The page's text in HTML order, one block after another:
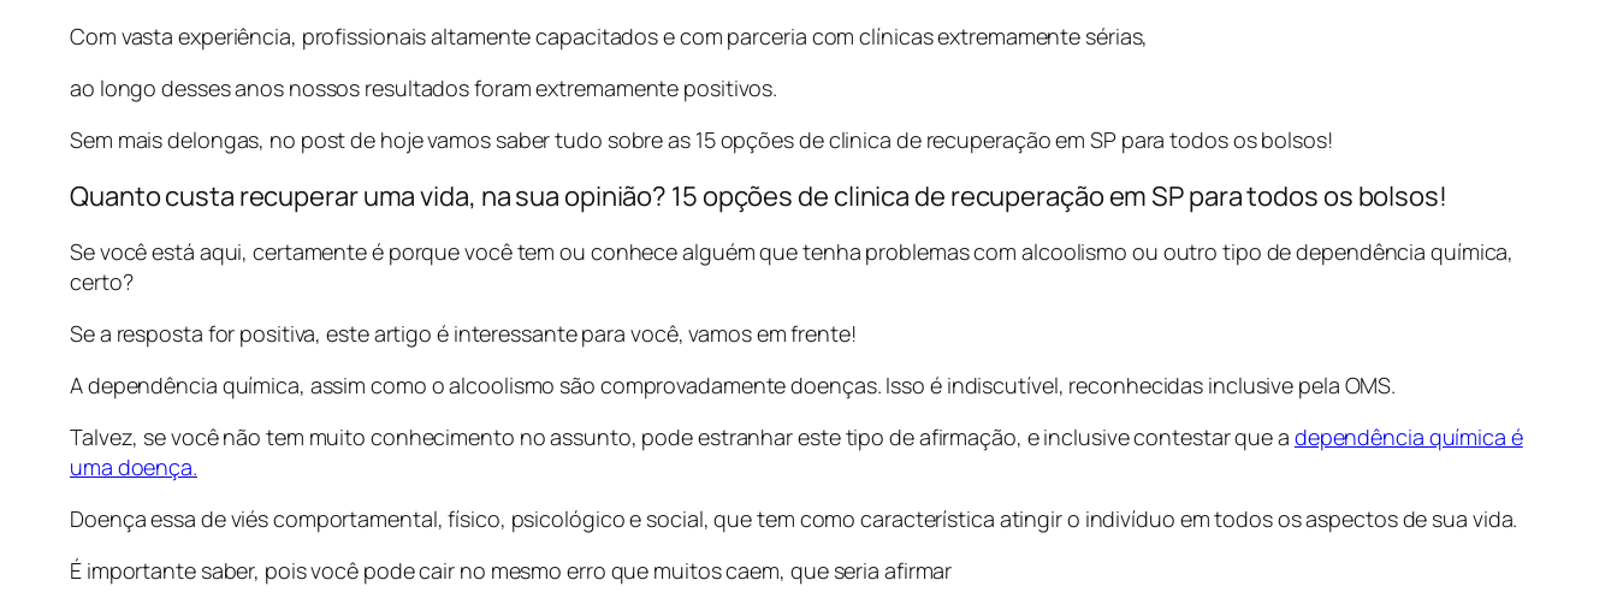
Com vasta experiência, profissionais altamente capacitados e com parceria com clínicas extremamente sérias,
ao longo desses anos nossos resultados foram extremamente positivos.
Sem mais delongas, no post de hoje vamos saber tudo sobre as 15 opções de clinica de recuperação em SP para todos os bolsos!
Quanto custa recuperar uma vida, na sua opinião? 15 opções de clinica de recuperação em SP para todos os bolsos!
Se você está aqui, certamente é porque você tem ou conhece alguém que tenha problemas com alcoolismo ou outro tipo de dependência química,
certo?
Se a resposta for positiva, este artigo é interessante para você, vamos em frente!
A dependência química, assim como o alcoolismo são comprovadamente doenças. Isso é indiscutível, reconhecidas inclusive pela OMS.
Talvez, se você não tem muito conhecimento no assunto, pode estranhar este tipo de afirmação, e inclusive contestar que a dependência química é
uma doença.
Doença essa de viés comportamental, físico, psicológico e social, que tem como característica atingir o indivíduo em todos os aspectos de sua vida.
É importante saber, pois você pode cair no mesmo erro que muitos caem, que seria afirmar